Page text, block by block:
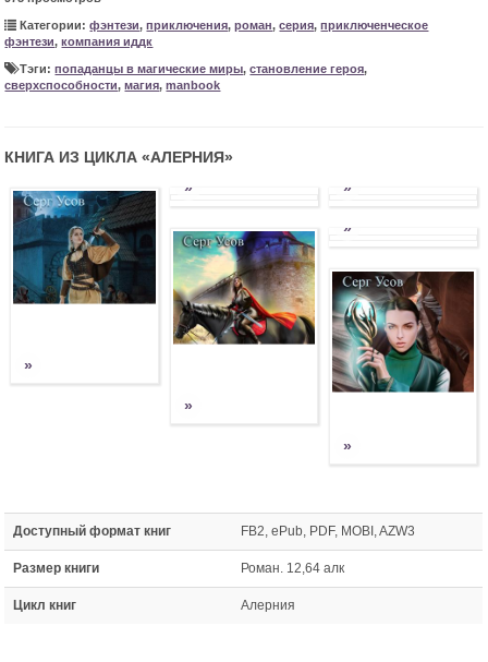
Категории:фэнтези,приключения,роман,серия,приключенческое
фэнтези,компания иддк
Тэги:попаданцы в магические миры,становление героя,
сверхспособности,магия,manbook
КНИГА ИЗ ЦИКЛА «АЛЕРНИЯ»
»
» »
»
»
»
Доступный формат книг FB2, ePub, PDF, MOBI, AZW3
Размер книги Роман. 12,64 алк
Цикл книг Алерния